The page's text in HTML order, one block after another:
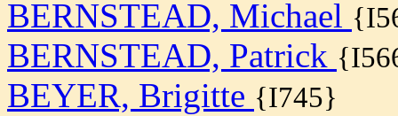
BERNSTEAD, Michael
BERNSTEAD, Patrick
BEYER, Brigitte {I745}